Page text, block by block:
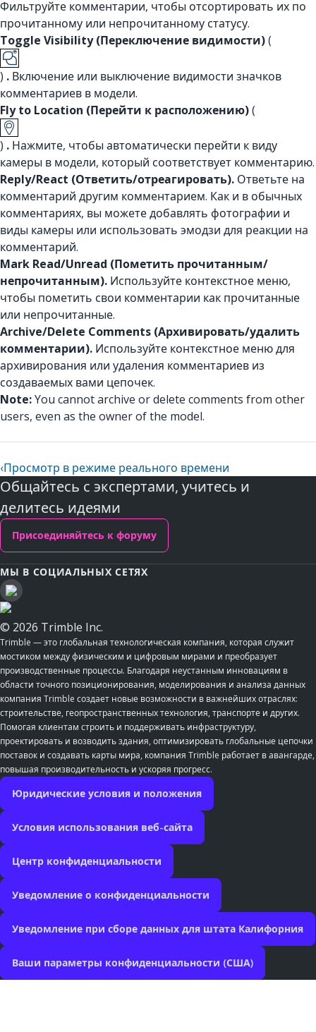
Фильтруйте комментарии, чтобы отсортировать их по
прочитанному или непрочитанному статусу.
Toggle Visibility (Переключение видимости)(
) . Включение или выключение видимости значков
комментариев в модели.
Fly to Location (Перейти к расположению)(
) . Нажмите, чтобы автоматически перейти к виду
камеры в модели, который соответствует комментарию.
Reply/React (Ответить/отреагировать). Ответьте на
комментарий другим комментарием. Как и в обычных
комментариях, вы можете добавлять фотографии и
виды камеры или использовать эмодзи для реакции на
комментарий.
Mark Read/Unread (Пометить прочитанным/
непрочитанным). Используйте контекстное меню,
чтобы пометить свои комментарии как прочитанные
или непрочитанные.
Archive/Delete Comments (Архивировать/удалить
комментарии). Используйте контекстное меню для
архивирования или удаления комментариев из
создаваемых вами цепочек.
Note:You cannot archive or delete comments from other
users, even as the owner of the model.
‹Просмотр в режиме реального времени
Общайтесь с экспертами, учитесь и
делитесь идеями
Присоединяйтесь к форуму
МЫ В СОЦИАЛЬНЫХ СЕТЯХ
© 2026 Trimble Inc.
Trimble — это глобальная технологическая компания, которая служит
мостиком между физическим и цифровым мирами и преобразует
производственные процессы. Благодаря неустанным инновациям в
области точного позиционирования, моделирования и анализа данных
компания Trimble создает новые возможности в важнейших отраслях:
строительстве, геопространственных технология, транспорте и других.
Помогая клиентам строить и поддерживать инфраструктуру,
проектировать и возводить здания, оптимизировать глобальные цепочки
поставок и создавать карты мира, компания Trimble работает в авангарде,
повышая производительность и ускоряя прогресс.
Юридические условия и положения
Условия использования веб-сайта
Центр конфиденциальности
Уведомление о конфиденциальности
Уведомление при сборе данных для штата Калифорния
Ваши параметры конфиденциальности (США)